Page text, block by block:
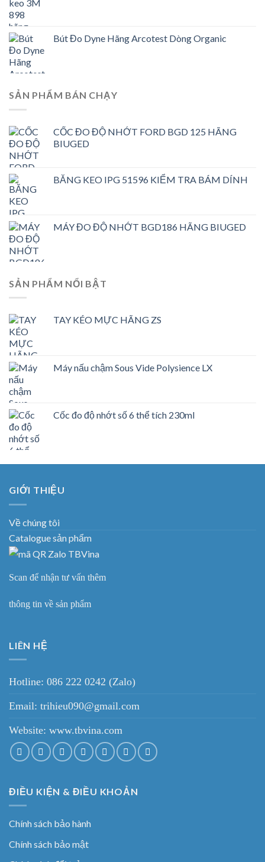
Bút Đo Dyne Hãng Arcotest Dòng Organic
SẢN PHẨM BÁN CHẠY
CỐC ĐO ĐỘ NHỚT FORD BGD 125 HÃNG
BIUGED
BĂNG KEO IPG 51596 KIỂM TRA BÁM DÍNH
MÁY ĐO ĐỘ NHỚT BGD186 HÃNG BIUGED
SẢN PHẨM NỔI BẬT
TAY KÉO MỰC HÃNG ZS
Máy nấu chậm Sous Vide Polysience LX
Cốc đo độ nhớt số 6 thể tích 230ml
GIỚI THIỆU
Về chúng tôi
Catalogue sản phẩm
Scan để nhận tư vấn thêm
thông tin về sản phẩm
LIÊN HỆ
Hotline: 086 222 0242 (Zalo)
Email: trihieu090@gmail.com
Website: www.tbvina.com
ĐIỀU KIỆN & ĐIỀU KHOẢN
Chính sách bảo hành
Chính sách bảo mật